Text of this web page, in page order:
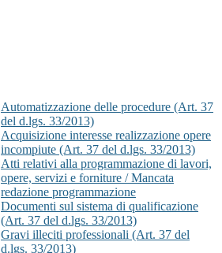
Automatizzazione delle procedure (Art. 37
del d.lgs. 33/2013)
Acquisizione interesse realizzazione opere
incompiute (Art. 37 del d.lgs. 33/2013)
Atti relativi alla programmazione di lavori,
opere, servizi e forniture / Mancata
redazione programmazione
Documenti sul sistema di qualificazione
(Art. 37 del d.lgs. 33/2013)
Gravi illeciti professionali (Art. 37 del
d.lgs. 33/2013)